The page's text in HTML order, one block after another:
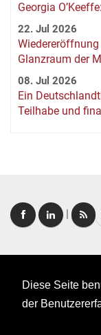
Diese Seite
der
Georgia
22. Jul 2026
Wiedereröffnung
Glanzraum der
08. Jul 2026
Ein
Teilhabe und